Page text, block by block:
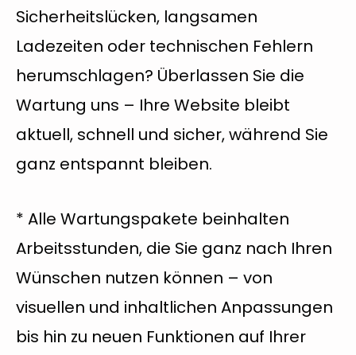
Sicherheitslücken, langsamen
Ladezeiten oder technischen Fehlern
herumschlagen? Überlassen Sie die
Wartung uns – Ihre Website bleibt
aktuell, schnell und sicher, während Sie
ganz entspannt bleiben.
* Alle Wartungspakete beinhalten
Arbeitsstunden, die Sie ganz nach Ihren
Wünschen nutzen können – von
visuellen und inhaltlichen Anpassungen
bis hin zu neuen Funktionen auf Ihrer